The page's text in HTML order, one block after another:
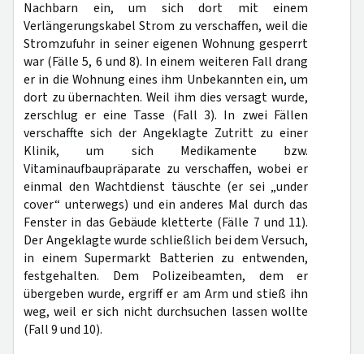
Nachbarn ein, um sich dort mit einem
Verlängerungskabel Strom zu verschaffen, weil die
Stromzufuhr in seiner eigenen Wohnung gesperrt
war (Fälle 5, 6 und 8). In einem weiteren Fall drang
er in die Wohnung eines ihm Unbekannten ein, um
dort zu übernachten. Weil ihm dies versagt wurde,
zerschlug er eine Tasse (Fall 3). In zwei Fällen
verschaffte sich der Angeklagte Zutritt zu einer
Klinik, um sich Medikamente bzw.
Vitaminaufbaupräparate zu verschaffen, wobei er
einmal den Wachtdienst täuschte (er sei „under
cover“ unterwegs) und ein anderes Mal durch das
Fenster in das Gebäude kletterte (Fälle 7 und 11).
Der Angeklagte wurde schließlich bei dem Versuch,
in einem Supermarkt Batterien zu entwenden,
festgehalten. Dem Polizeibeamten, dem er
übergeben wurde, ergriff er am Arm und stieß ihn
weg, weil er sich nicht durchsuchen lassen wollte
(Fall 9 und 10).